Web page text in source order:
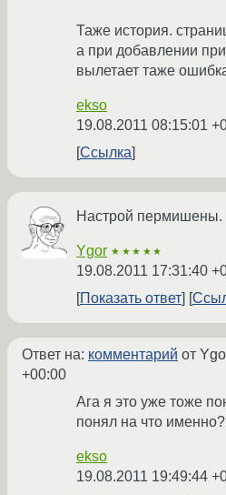
Таже история.
а при добавлении
вылетает таже
ekso
19.08.2011 08:15:01
Ссылка
Настрой пермишены.
Ygor ★★★★★
19.08.2011 17:31:40
Показать ответ
Ответ на: комментарий от
+00:00
Ага я это уже тоже
понял на что
ekso
19.08.2011 19:49:44